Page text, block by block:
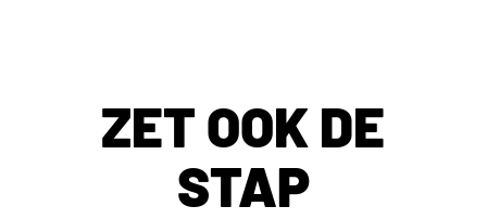
ZET OOK DE
STAP